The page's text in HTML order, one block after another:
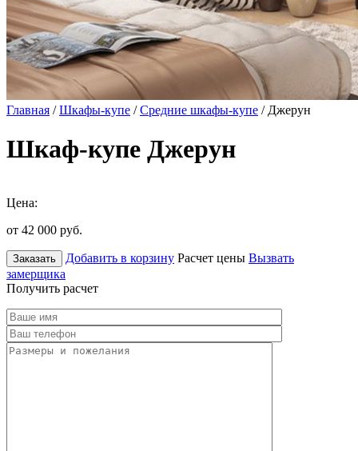
Главная /Шкафы-купе /Средние шкафы-купе / Джерун
Шкаф-купе Джерун
Цена:
от 42 000 руб.
Заказать Добавить в корзину Расчет цены Вызвать
замерщика
Получить расчет